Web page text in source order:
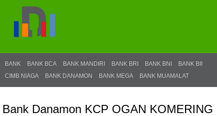
BANK BANK BCA BANK MANDIRI BANK BRI BANK BNI
BANK BII
CIMB NIAGA
BANK DANAMON BANK MEGA BANK MUAMALAT
Bank Danamon KCP OGAN KOMERING